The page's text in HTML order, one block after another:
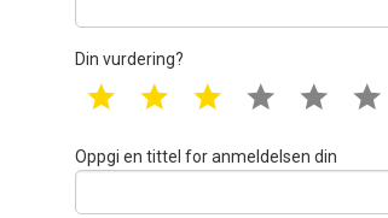
Din vurdering?
1 star 2 star 3 star 4 star 5 star
Oppgi en tittel for anmeldelsen din